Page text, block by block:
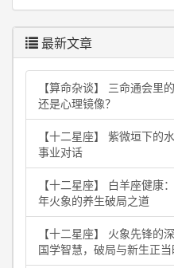
最新文章
【算命杂谈】 三命通会里
还是心理镜像？
【十二星座】 紫微垣下的
事业对话
【十二星座】 白羊座健康
年火象的养生破局之道
【十二星座】 火象先锋的
国学智慧，破局与新生正